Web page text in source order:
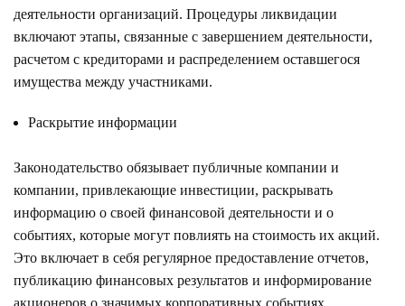
деятельности организаций. Процедуры ликвидации
включают этапы, связанные с завершением деятельности,
расчетом с кредиторами и распределением оставшегося
имущества между участниками.
Раскрытие информации
Законодательство обязывает публичные компании и
компании, привлекающие инвестиции, раскрывать
информацию о своей финансовой деятельности и о
событиях, которые могут повлиять на стоимость их акций.
Это включает в себя регулярное предоставление отчетов,
публикацию финансовых результатов и информирование
акционеров о значимых корпоративных событиях.